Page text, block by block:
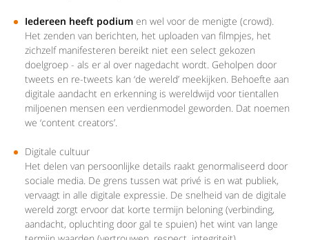
Iedereen heeft podium en wel voor de menigte (crowd).
Het zenden van berichten, het uploaden van filmpjes, het
zichzelf manifesteren bereikt niet een select gekozen
doelgroep - als er al over nagedacht wordt. Geholpen door
tweets en re-tweets kan ‘de wereld’ meekijken. Behoefte aan
digitale aandacht en erkenning is wereldwijd voor tientallen
miljoenen mensen een verdienmodel geworden. Dat noemen
we ‘content creators’.
Digitale cultuur
Het delen van persoonlijke details raakt genormaliseerd door
sociale media. De grens tussen wat privé is en wat publiek,
vervaagt in alle digitale expressie. De snelheid van de digitale
wereld zorgt ervoor dat korte termijn beloning (verbinding,
aandacht, opluchting door gal te spuien) het wint van lange